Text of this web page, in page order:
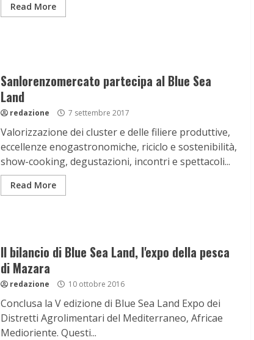
Read More
Sanlorenzomercato partecipa al Blue Sea
Land
redazione 7 settembre 2017
Valorizzazione dei cluster e delle filiere produttive,
eccellenze enogastronomiche, riciclo e sostenibilità,
show-cooking, degustazioni, incontri e spettacoli...
Read More
Il bilancio di Blue Sea Land, l'expo della pesca
di Mazara
redazione 10 ottobre 2016
Conclusa la V edizione di Blue Sea Land Expo dei
Distretti Agrolimentari del Mediterraneo, Africae
Medioriente. Questi...